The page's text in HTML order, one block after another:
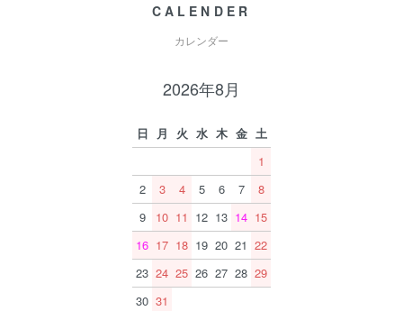
CALENDER
カレンダー
2026年8月
日 月 火 水 木 金 土
1
2
3 4 5 6 7
8
9
10 11 12 13 14 15
16 17 18 19 20 21 22
23 24 25 26 27 28 29
30 31